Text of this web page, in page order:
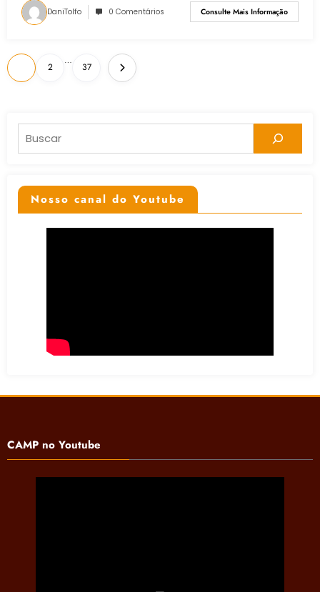
DaniTolfo 0 Comentários Consulte Mais Informação
Paginação
de
2
…
37
Pesquisar
Nosso canal do Youtube
CAMP no Youtube